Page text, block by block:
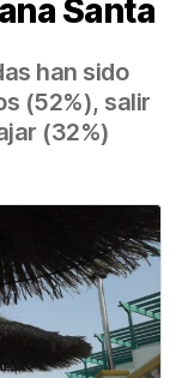
Santa
han sido
(52%), salir
(32%)